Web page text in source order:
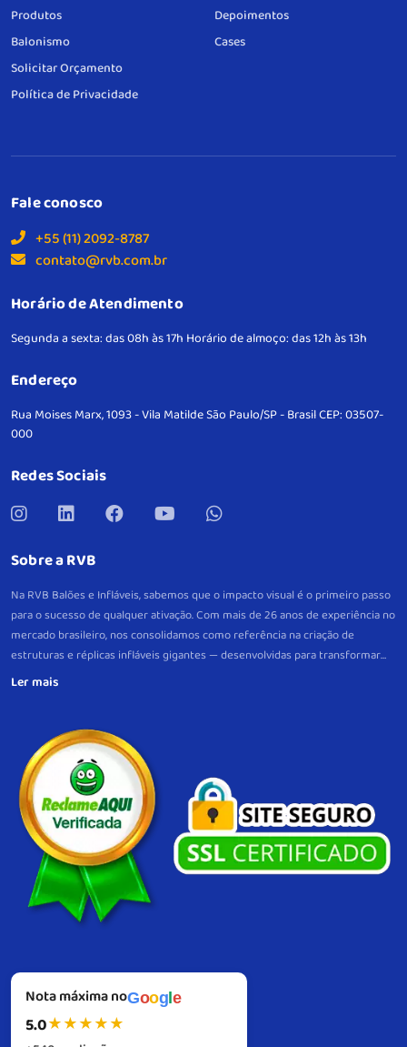
Produtos
Balonismo
Solicitar Orçamento
Política de Privacidade
Depoimentos
Cases
Fale conosco
+55 (11) 2092-8787
contato@rvb.com.br
Horário de Atendimento
Segunda a sexta: das 08h às 17h Horário de almoço: das 12h às 13h
Endereço
Rua Moises Marx, 1093 - Vila MatildeSão Paulo/SP - BrasilCEP: 03507-
000
Redes Sociais
Sobre a RVB
Na RVB Balões e Infláveis, sabemos que o impacto visual é o primeiro passo
para o sucesso de qualquer ativação. Com mais de 26 anos de experiência no
mercado brasileiro, nos consolidamos como referência na criação de
estruturas e réplicas infláveis gigantes — desenvolvidas para transformar
eventos e pontos de venda em verdadeiros pontos de atração.
marca. Com produção própria, controle total de qualidade e um padrão
consistente de excelência em cada etapa, garantimos fidelidade visual,
resistência e alto desempenho em cada entrega, com suporte próximo
também no pós-venda.Do briefing à instalação, atuamos com precisão
técnica e visão de resultado. Nosso compromisso é simples: impulsionar sua
marca com infláveis, gerando impacto e reconhecimento.
Nota máxima noGoogle
5.0★★★★★